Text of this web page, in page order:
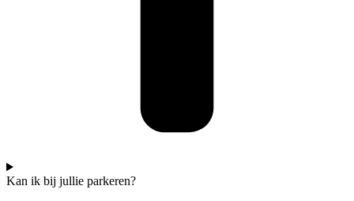
Kan ik bij jullie parkeren?